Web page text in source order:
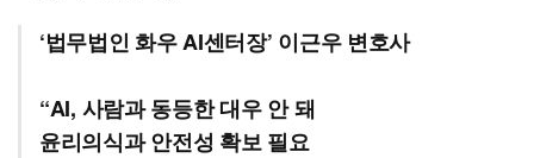
‘법무법인 화우 AI센터장’ 이근우 변호사
“AI, 사람과 동등한 대우 안 돼
윤리의식과 안전성 확보 필요